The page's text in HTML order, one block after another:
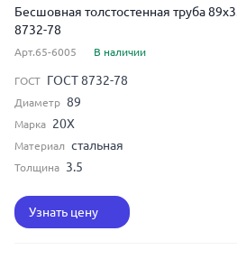
Бесшовная толстостенная труба
8732-78
Арт.65-6005 В наличии
ГОСТ ГОСТ 8732-78
Диаметр 89
Марка 20Х
Материал стальная
Толщина 3.5
Узнать цену